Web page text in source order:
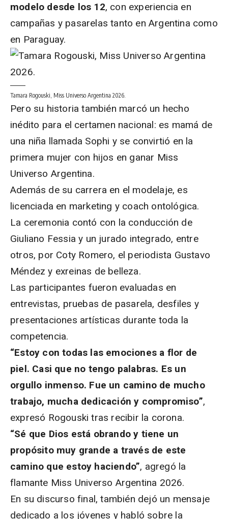
modelo desde los 12, con experiencia en
campañas y pasarelas tanto en Argentina como
en Paraguay.
Tamara Rogouski, Miss Universo Argentina 2026.
Pero su historia también marcó un hecho
inédito para el certamen nacional: es mamá de
una niña llamada Sophi y se convirtió en la
primera mujer con hijos en ganar Miss
Universo Argentina.
Además de su carrera en el modelaje, es
licenciada en marketing y coach ontológica.
La ceremonia contó con la conducción de
Giuliano Fessia y un jurado integrado, entre
otros, por Coty Romero, el periodista Gustavo
Méndez y exreinas de belleza.
Las participantes fueron evaluadas en
entrevistas, pruebas de pasarela, desfiles y
presentaciones artísticas durante toda la
competencia.
“Estoy con todas las emociones a flor de
piel. Casi que no tengo palabras. Es un
orgullo inmenso. Fue un camino de mucho
trabajo, mucha dedicación y compromiso”,
expresó Rogouski tras recibir la corona.
“Sé que Dios está obrando y tiene un
propósito muy grande a través de este
camino que estoy haciendo”, agregó la
flamante Miss Universo Argentina 2026.
En su discurso final, también dejó un mensaje
dedicado a los jóvenes y habló sobre la